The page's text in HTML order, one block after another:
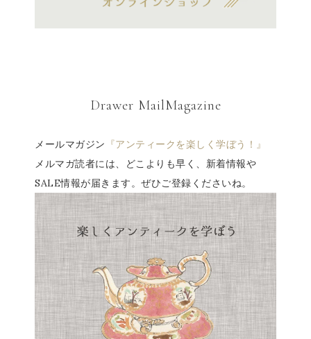
Drawer MailMagazine
メールマガジン 『アンティークを楽しく学ぼう！』
メルマガ読者には、どこよりも早く、新着情報や
SALE情報が届きます。ぜひご登録くださいね。